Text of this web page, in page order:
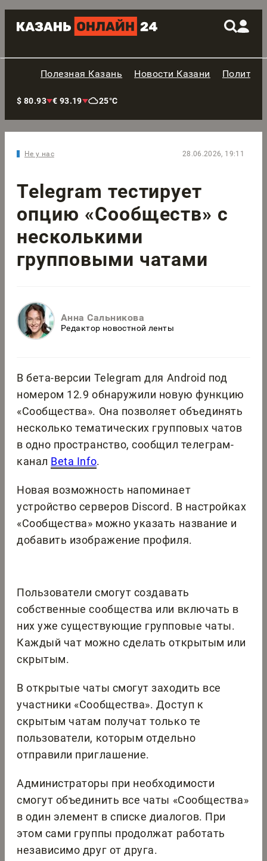
Полезная Казань Новости Казани
$ 80.93 € 93.19 25°C
Не у нас 28.06.2026, 19:11
Telegram тестирует
опцию «Сообществ» с
несколькими
групповыми чатами
Анна Сальникова
Редактор новостной ленты
В бета-версии Telegram для Android под
номером 12.9 обнаружили новую функцию
«Сообщества». Она позволяет объединять
несколько тематических групповых чатов
в одно пространство, сообщил телеграм-
канал Beta Info.
Новая возможность напоминает
устройство серверов Discord. В настройках
«Сообщества» можно указать название и
добавить изображение профиля.
Пользователи смогут создавать
собственные сообщества или включать в
них уже существующие групповые чаты.
Каждый чат можно сделать открытым или
скрытым.
В открытые чаты смогут заходить все
участники «Сообщества». Доступ к
скрытым чатам получат только те
пользователи, которым отдельно
отправили приглашение.
Администраторы при необходимости
смогут объединить все чаты «Сообщества»
в один элемент в списке диалогов. При
этом сами группы продолжат работать
независимо друг от друга.